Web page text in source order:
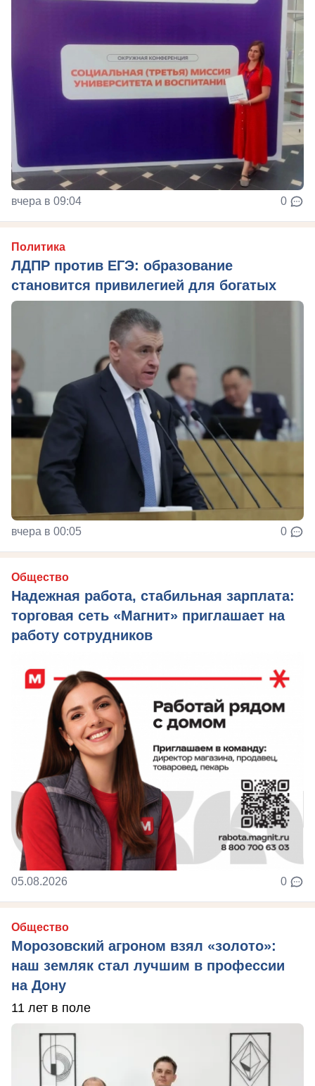
вчера в 09:04 0
Политика
ЛДПР против ЕГЭ: образование
становится привилегией для богатых
вчера в 00:05 0
Общество
Надежная работа, стабильная зарплата:
торговая сеть «Магнит» приглашает на
работу сотрудников
05.08.2026 0
Общество
Морозовский агроном взял «золото»:
наш земляк стал лучшим в профессии
на Дону
11 лет в поле